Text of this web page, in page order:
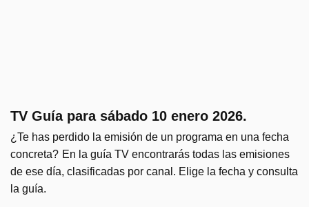
TV Guía para sábado 10 enero 2026.
¿Te has perdido la emisión de un programa en una fecha
concreta? En la guía TV encontrarás todas las emisiones
de ese día, clasificadas por canal. Elige la fecha y consulta
la guía.